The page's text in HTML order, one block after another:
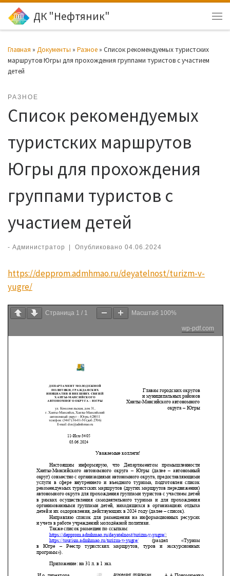
Перейти к содержимому
ДК "Нефтяник"
Главная » Документы » Разное » Список рекомендуемых туристских
маршрутов Югры для прохождения группами туристов с участием
детей
РАЗНОЕ
Список рекомендуемых
туристских маршрутов
Югры для прохождения
группами туристов с
участием детей
- Администратор Опубликовано 04.06.2024
https://depprom.admhmao.ru/deyatelnost/turizm-v-
yugre/
Страница 1 / 1 Масштаб 100%
wp-pdf.com